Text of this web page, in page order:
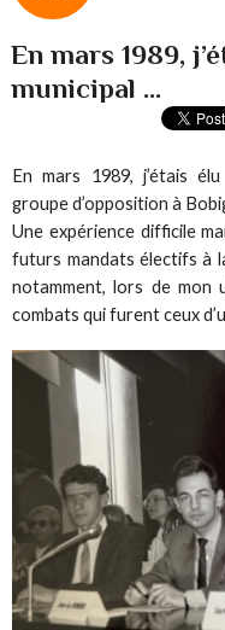
En mars 1989,
municipal ...
En mars 1989, j’étais
groupe d’opposition à
Une expérience difficile
futurs mandats électifs à
notamment, lors de mon
combats qui furent ceux